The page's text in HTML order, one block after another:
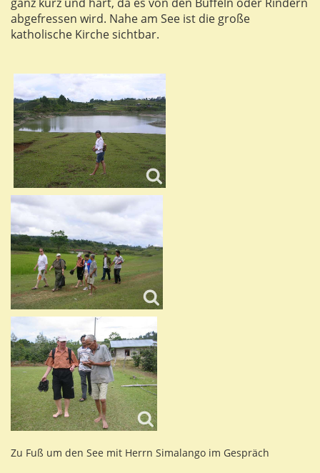
abgefressen wird. Nahe am See ist die große
katholische Kirche sichtbar.
Zu Fuß um den See mit Herrn Simalango im Gespräch